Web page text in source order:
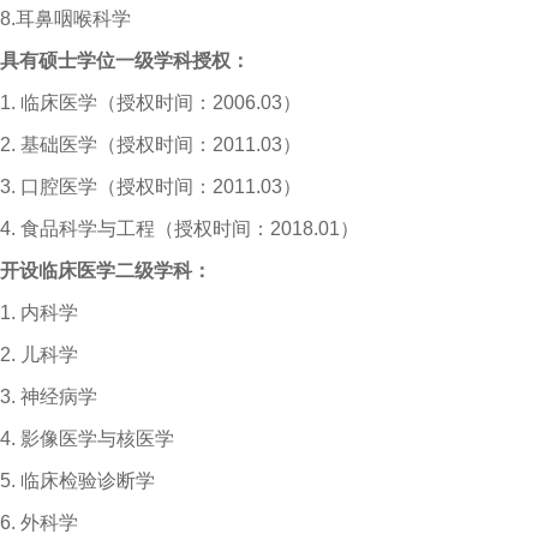
8.耳鼻咽喉科学
具有硕士学位一级学科授权：
1. 临床医学（授权时间： 2006.03）
2. 基础医学（授权时间： 2011.03）
3. 口腔医学（授权时间： 2011.03）
4. 食品科学与工程（授权时间： 2018.01）
开设临床医学二级学科：
1. 内科学
2. 儿科学
3. 神经病学
4. 影像医学与核医学
5. 临床检验诊断学
6. 外科学